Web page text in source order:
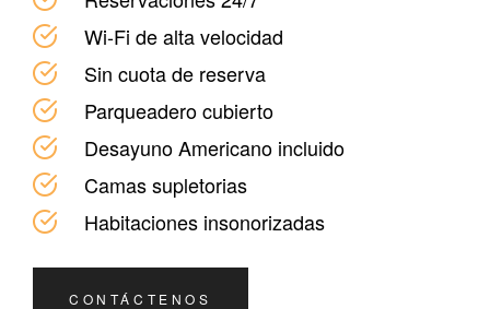
Wi-Fi de alta velocidad
Sin cuota de reserva
Parqueadero cubierto
Desayuno Americano incluido
Camas supletorias
Habitaciones insonorizadas
CONTÁCTENOS